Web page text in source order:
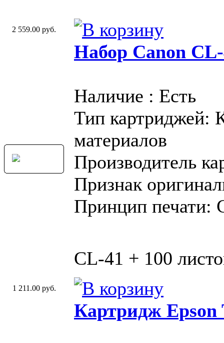
2 559.00 руб.
Набор Canon
Наличие : Есть
Тип картриджей:
материалов
Производитель
Признак
Принцип печати:
CL-41 + 100
1 211.00 руб.
Картридж Epson